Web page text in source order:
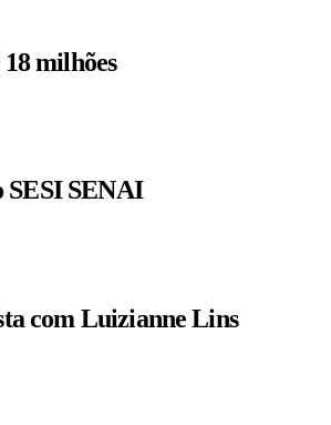
milhões
SESI SENAI
com Luizianne Lins